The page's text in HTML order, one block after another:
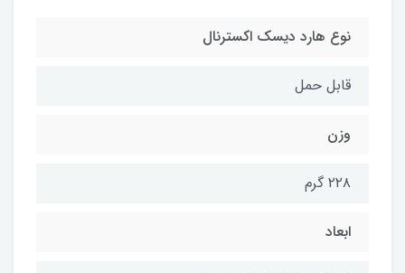
نوع هارد دیسک اکسترنال
قابل حمل
وزن
۲۲۸ گرم
ابعاد